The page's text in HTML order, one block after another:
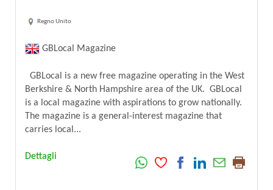
Regno Unito
GBLocal Magazine
GBLocal is a new free magazine operating in the West
Berkshire & North Hampshire area of the UK. GBLocal
is a local magazine with aspirations to grow nationally.
The magazine is a general-interest magazine that
carries local...
Dettagli